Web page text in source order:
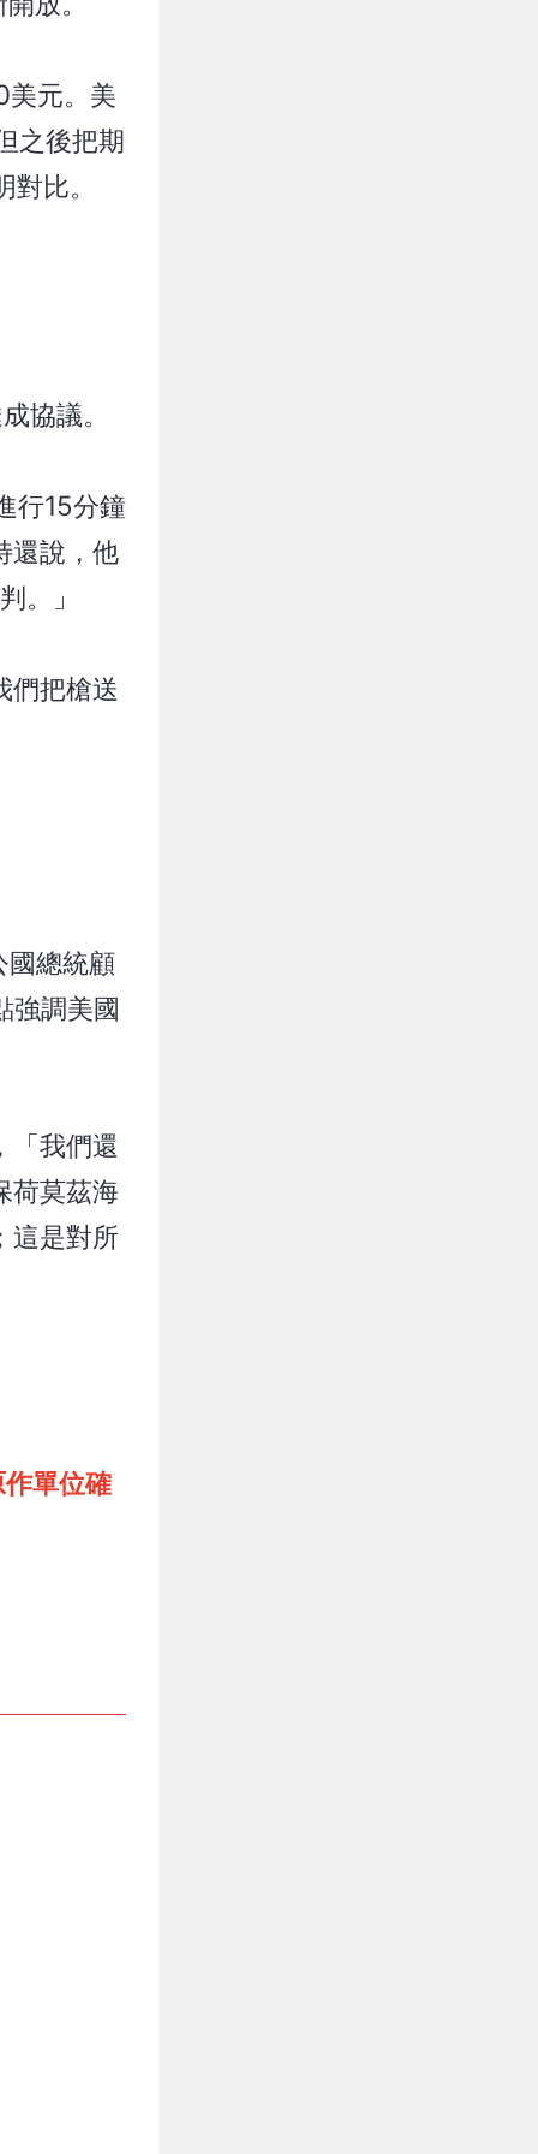
美元。美
之後把期
比。
協議。
行15分鐘
還說，他
。」
們把槍送
國總統顧
強調美國
「我們還
荷莫茲海
這是對所
單位確